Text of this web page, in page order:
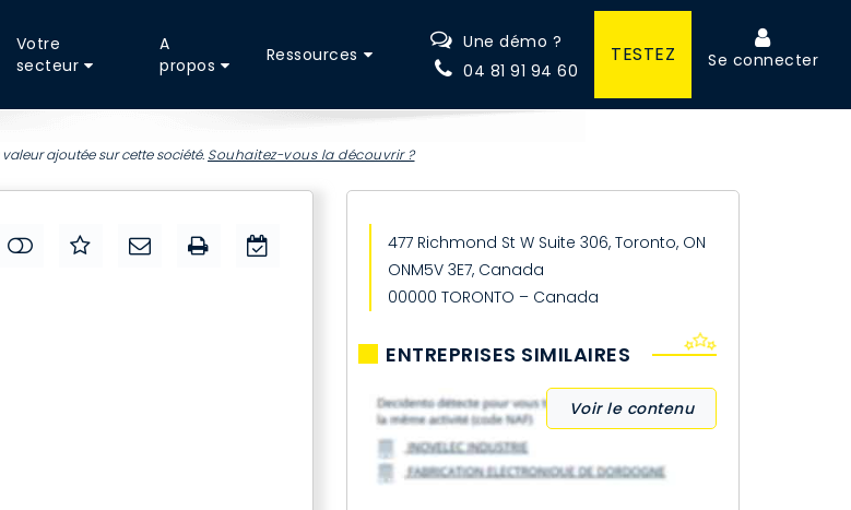
Votre
secteur
A
propos
Ressources
Une démo ?
04 81 91 94 60
TESTEZ Se connecter
ajoutée sur cette société. Souhaitez-vous la découvrir ?
477 Richmond St W Suite 306, Toronto, ON
ONM5V 3E7, Canada
00000 TORONTO – Canada
ENTREPRISES SIMILAIRES
Voir le contenu